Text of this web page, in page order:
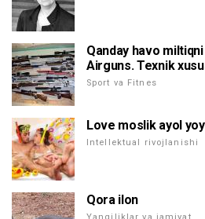
Qanday havo
Airguns. Texnik
Sport va Fitnes
Love moslik ayol
Intellektual rivojlanishi
Qora ilon